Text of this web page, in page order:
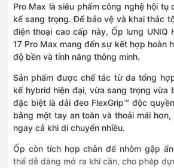
425 Lê Trọng Tấn, Phường Tân Sơn
0898899170
Số 454 Nguyễn Oanh, Phường An
Pro Max là siêu phẩm công nghệ hội tụ
kế sang trọng. Để bảo vệ và khai thác
điện thoại cao cấp này, Ốp lưng UNIQ
17 Pro Max mang đến sự kết hợp hoàn
độ bền và tính năng thông minh.
Sản phẩm được chế tác từ da tổng
kế hybrid hiện đại, vừa sang trọng vừa
đặc biệt là dải đeo FlexGrip™ độc
bằng một tay an toàn và thoải mái
ngay cả khi di chuyển nhiều.
Ốp còn tích hợp chân đế nhôm gập
thể dễ dàng mở ra khi cần, cho phép